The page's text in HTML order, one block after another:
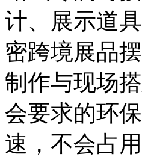
计、展示道
密跨境展品
制作与现场
会要求的环
速，不会占